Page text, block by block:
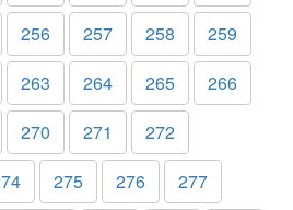
256 257 258
259
263 264 265
266
270 271
272
275 276
277